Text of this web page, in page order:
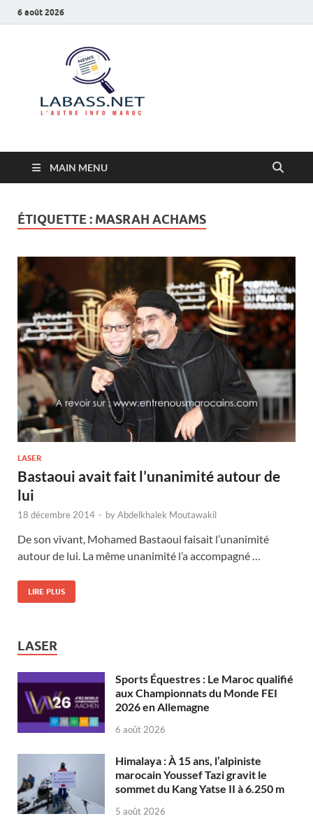
6 août 2026
MAIN MENU
ÉTIQUETTE : MASRAH ACHAMS
LASER
Bastaoui avait fait l’unanimité autour de
lui
18 décembre 2014 - byAbdelkhalek Moutawakil
De son vivant, Mohamed Bastaoui faisait l’unanimité
autour de lui. La même unanimité l’a accompagné …
LIRE PLUS
LASER
Sports Équestres : Le Maroc qualifié
aux Championnats du Monde FEI
2026 en Allemagne
6 août 2026
Himalaya : À 15 ans, l’alpiniste
marocain Youssef Tazi gravit le
sommet du Kang Yatse II à 6.250 m
5 août 2026